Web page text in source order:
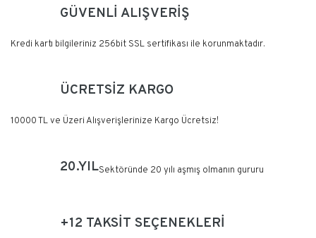
GÜVENLİ ALIŞVERİŞ
Kredi kartı bilgileriniz 256bit SSL sertifikası ile korunmaktadır.
ÜCRETSİZ KARGO
10000 TL ve Üzeri Alışverişlerinize Kargo Ücretsiz!
20.YILSektöründe 20 yılı aşmış olmanın gururu
+12 TAKSİT SEÇENEKLERİ